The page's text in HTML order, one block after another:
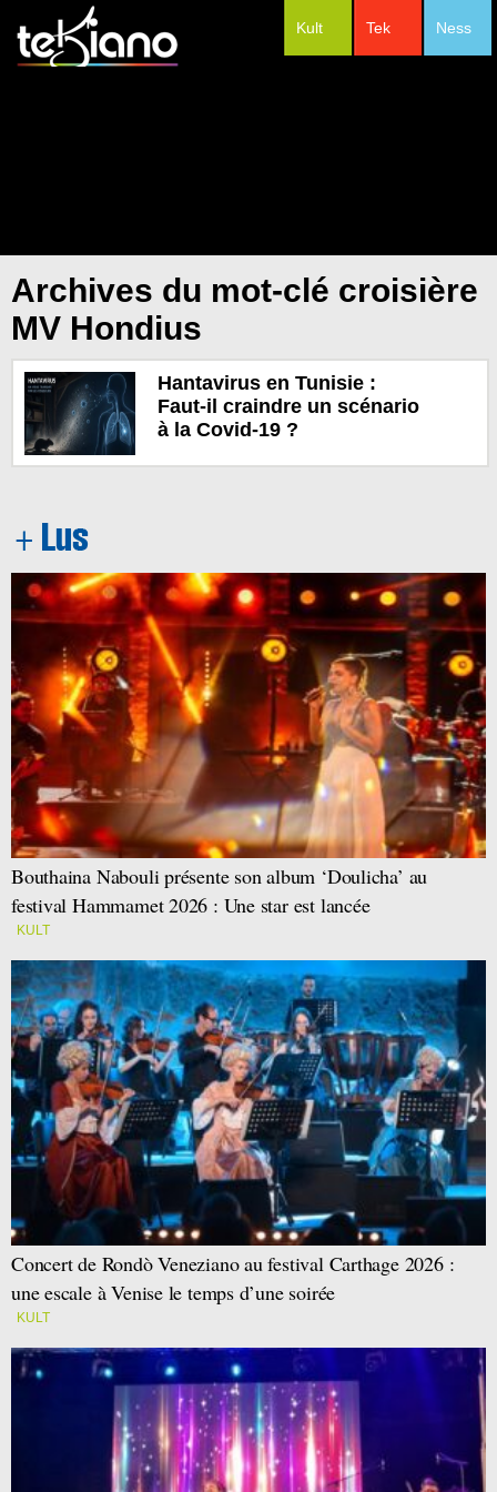
Ness
Tek
Kult
Archives du mot-clé croisière
MV Hondius
Hantavirus en Tunisie :
Faut-il craindre un scénario
à la Covid-19 ?
Bouthaina Nabouli présente son album ‘Doulicha’ au
festival Hammamet 2026 : Une star est lancée
KULT
Concert de Rondò Veneziano au festival Carthage 2026 :
une escale à Venise le temps d’une soirée
KULT